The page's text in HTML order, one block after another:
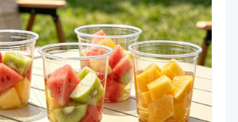
烤箱袋
221330
SE53
热收缩
袋
拉伸膜
拱盖